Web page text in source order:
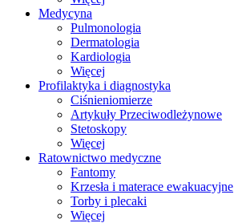
Medycyna
Pulmonologia
Dermatologia
Kardiologia
Więcej
Profilaktyka i diagnostyka
Ciśnieniomierze
Artykuły Przeciwodleżynowe
Stetoskopy
Więcej
Ratownictwo medyczne
Fantomy
Krzesła i materace ewakuacyjne
Torby i plecaki
Więcej